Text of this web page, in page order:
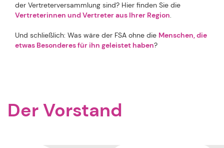
der Vertreterversammlung sind? Hier finden Sie die
Vertreterinnen und Vertreter aus Ihrer Region.
Und schließlich: Was wäre der FSA ohne die Menschen, die
etwas Besonderes für ihn geleistet haben?
Der Vorstand